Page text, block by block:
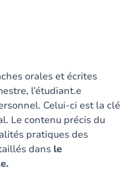
orales et écrites
l’étudiant.e
Celui-ci est la clé
Le contenu précis du
pratiques des
dans le